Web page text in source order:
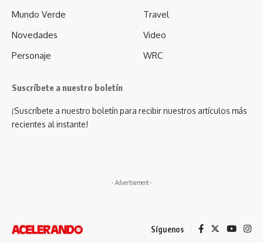
Mundo Verde
Novedades
Personaje
Travel
Video
WRC
Suscríbete a nuestro boletín
¡Suscríbete a nuestro boletín para recibir nuestros artículos más
recientes al instante!
- Advertisement -
Síguenos